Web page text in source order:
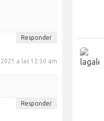
Responder
a las 12:50 am
Responder